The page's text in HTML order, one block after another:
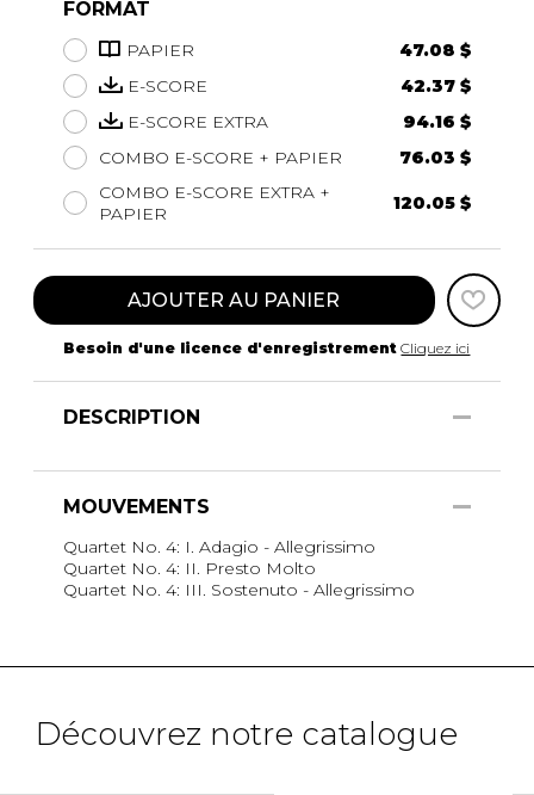
FORMAT
PAPIER
47.08 $
E-SCORE
42.37 $
E-SCORE EXTRA
94.16 $
COMBO E-SCORE + PAPIER
76.03 $
COMBO E-SCORE EXTRA +
PAPIER
120.05 $
AJOUTER AU PANIER
Besoin d'une licence d'enregistrement Cliquez ici
DESCRIPTION
MOUVEMENTS
Quartet No. 4: I. Adagio - Allegrissimo
Quartet No. 4: II. Presto Molto
Quartet No. 4: III. Sostenuto - Allegrissimo
Découvrez notre catalogue